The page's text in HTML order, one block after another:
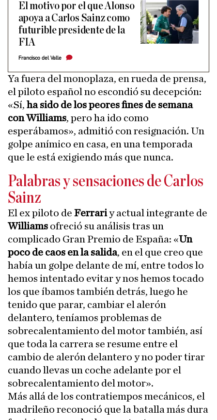
El motivo por el que Alonso
apoya a Carlos Sainz como
futurible presidente de la
FIA
Francisco del Valle
Ya fuera del monoplaza, en rueda de prensa,
el piloto español no escondió su decepción:
«Sí, ha sido de los peores fines de semana
con Williams, pero ha ido como
esperábamos», admitió con resignación. Un
golpe anímico en casa, en una temporada
que le está exigiendo más que nunca.
Palabras y sensaciones de Carlos
Sainz
El ex piloto de Ferrariy actual integrante de
Williams ofreció su análisis tras un
complicado Gran Premio de España: «Un
poco de caos en la salida, en el que creo que
había un golpe delante de mí, entre todos lo
hemos intentado evitar y nos hemos tocado
los que íbamos también detrás, luego he
tenido que parar, cambiar el alerón
delantero, teníamos problemas de
sobrecalentamiento del motor también, así
que toda la carrera se resume entre el
cambio de alerón delantero y no poder tirar
cuando llevas un coche adelante por el
sobrecalentamiento del motor».
Más allá de los contratiempos mecánicos, el
madrileño reconoció que la batalla más dura